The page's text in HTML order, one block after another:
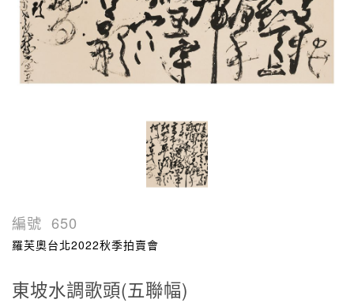
編號 650
羅芙奧台北2022秋季拍賣會
東坡水調歌頭(五聯幅)